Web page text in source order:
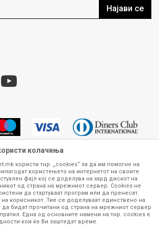
на производи
Најави се
производите кои се изложени на нашата
стремиме да бидат конкретни, точни и прецизни,
гарантираме дека се без ниту една грешка или
во моментот се достапни на залиха.
приказ на производот. Доколку
на производ или рефундација, процедурата
колачиња
користи тнр. „cookies“ за да им помогне на
користењето на интернетот на своите
фајл кој се доделува на хард дискот на
од страна на мрежниот сервер. Cookies не
да стартуваат програм или да пренесат
на корисникот. Тие се доделуваат единствено на
бидат прочитани од страна на мрежниот сервер
Една од основните намени на тнр. сookies е
кои ќе Ви заштедат време.